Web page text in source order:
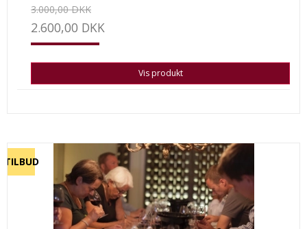
3.000,00 DKK
2.600,00 DKK
Vis produkt
TILBUD